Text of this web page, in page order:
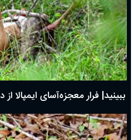
ببینید| فرار معجزه‌آسای ایمپالا